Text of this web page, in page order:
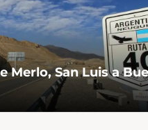
Merlo, San Luis a